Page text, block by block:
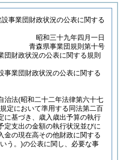
事業団財政状況の公表に関する
昭和三十九年四月一日
青森県事業団規則第十号
団財政状況の公表に関する規則
事業団財政状況の公表に関する
治法(昭和二十二年法律第六十七
定において準用する同法第二百
に基づき、歳入歳出予算の執行
定支出の金額の執行状況並びに
金の現在高その他財政に関する
う。)の公表に関し、必要な事